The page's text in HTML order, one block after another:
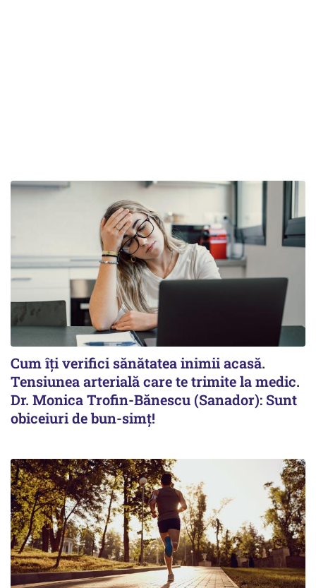
Cum îți verifici sănătatea inimii acasă.
Tensiunea arterială care te trimite la medic.
Dr. Monica Trofin-Bănescu (Sanador): Sunt
obiceiuri de bun-simț!